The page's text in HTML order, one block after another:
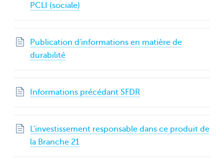
PCLI (sociale)
Publication d'informations en matière de
durabilité
Informations précédant SFDR
L'investissement responsable dans ce produit de
la Branche 21